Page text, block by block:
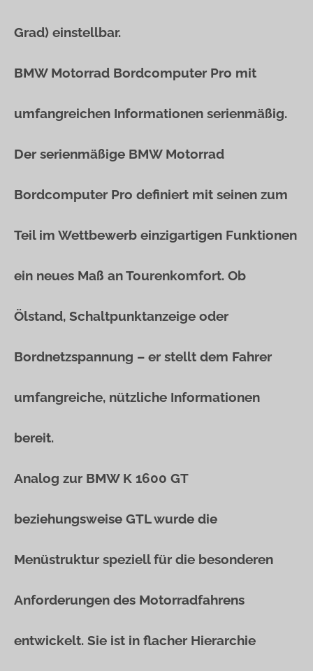
Grad) einstellbar.
BMW Motorrad Bordcomputer Pro mit
umfangreichen Informationen serienmäßig.
Der serienmäßige BMW Motorrad
Bordcomputer Pro definiert mit seinen zum
Teil im Wettbewerb einzigartigen Funktionen
ein neues Maß an Tourenkomfort. Ob
Ölstand, Schaltpunktanzeige oder
Bordnetzspannung – er stellt dem Fahrer
umfangreiche, nützliche Informationen
bereit.
Analog zur BMW K 1600 GT
beziehungsweise GTL wurde die
Menüstruktur speziell für die besonderen
Anforderungen des Motorradfahrens
entwickelt. Sie ist in flacher Hierarchie